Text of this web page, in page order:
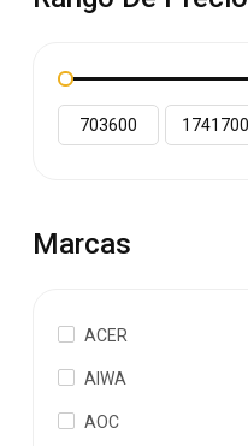
Marcas
ACER
AIWA
AOC